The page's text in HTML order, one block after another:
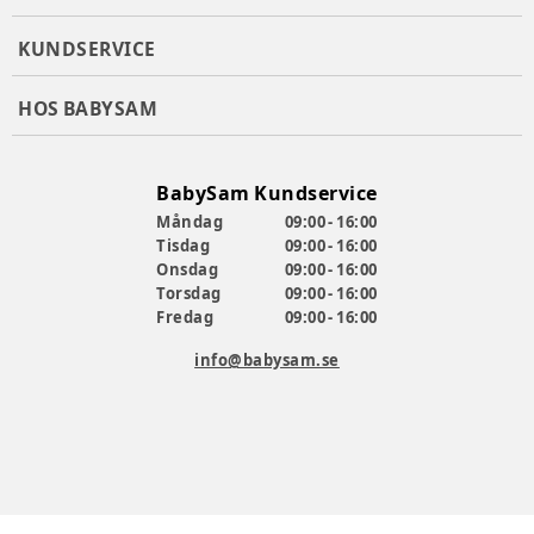
Förlängd garanti i upp till 10 år! Läs mer påBabybjörn.se
Produktionsland
Typ:Bärsele
Artikelnummer:
KUNDSERVICE
HOS BABYSAM
BabySam Kundservice
Måndag
09:00 - 16:00
Tisdag
09:00 - 16:00
Onsdag
09:00 - 16:00
Torsdag
09:00 - 16:00
Fredag
09:00 - 16:00
info@babysam.se